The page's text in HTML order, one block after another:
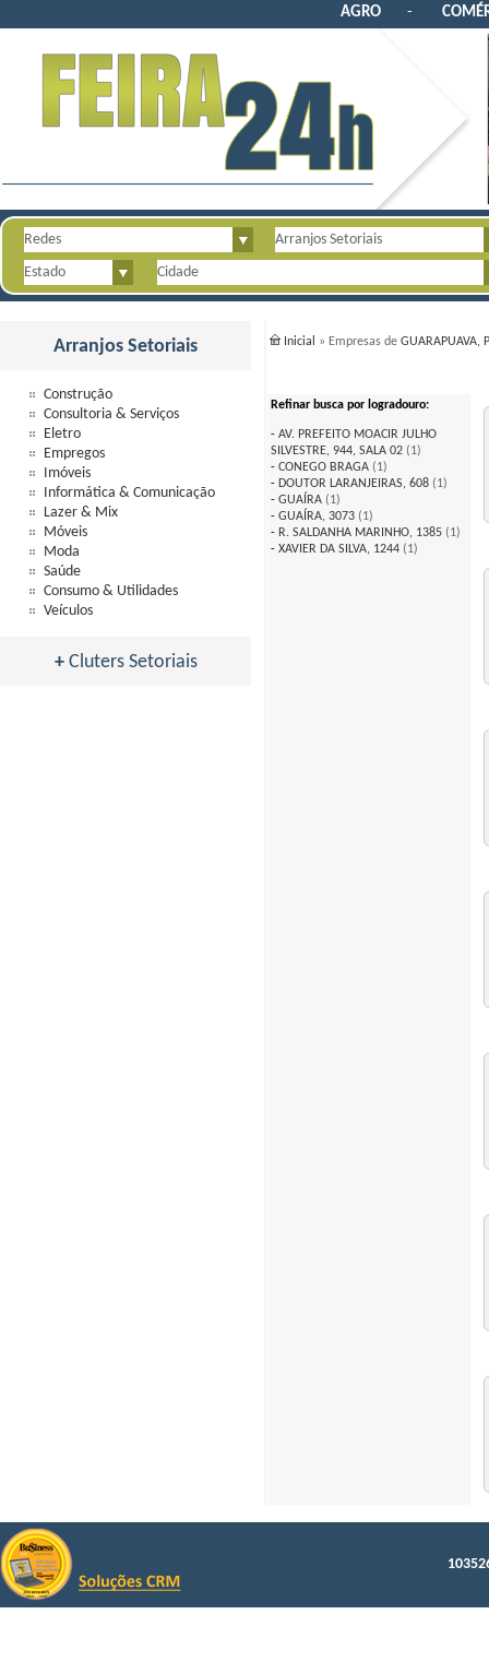
AGRO-
Arranjos Setoriais
Construção
Consultoria & Serviços
Eletro
Empregos
Imóveis
Informática & Comunicação
Lazer & Mix
Móveis
Moda
Saúde
Consumo & Utilidades
Veículos
Inicial » Empresas de GUARAPUAVA,
Refinar busca por logradouro:
- AV. PREFEITO MOACIR JULHO
SILVESTRE, 944, SALA 02 (1)
- CONEGO BRAGA (1)
- DOUTOR LARANJEIRAS, 608 (1)
- GUAÍRA (1)
- GUAÍRA, 3073 (1)
- R. SALDANHA MARINHO, 1385 (1)
- XAVIER DA SILVA, 1244 (1)
+Cluters Setoriais